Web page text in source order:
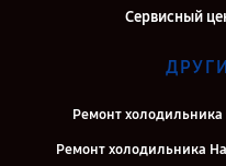
Сервисный
Ремонт холодильника
Ремонт холодильника